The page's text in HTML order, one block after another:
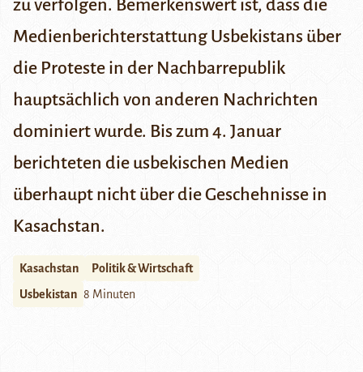
zu verfolgen. Bemerkenswert ist, dass die
Medienberichterstattung Usbekistans über
die Proteste in der Nachbarrepublik
hauptsächlich von anderen Nachrichten
dominiert wurde. Bis zum 4. Januar
berichteten die usbekischen Medien
überhaupt nicht über die Geschehnisse in
Kasachstan.
Kasachstan
Politik & Wirtschaft
Usbekistan 8 Minuten